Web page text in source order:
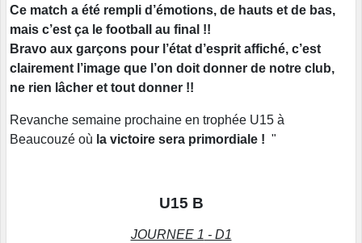
Ce match a été rempli d’émotions, de hauts et de bas,
mais c’est ça le football au final !!
Bravo aux garçons pour l’état d’esprit affiché, c’est
clairement l’image que l’on doit donner de notre club,
ne rien lâcher et tout donner !!
Revanche semaine prochaine en trophée U15 à
Beaucouzé où la victoire sera primordiale ! "
U15 B
JOURNEE 1 - D1